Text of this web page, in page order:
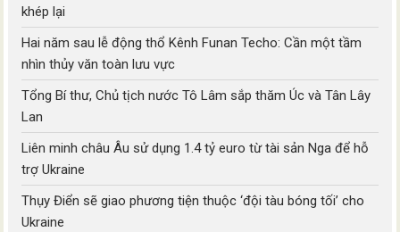
khép lại
Hai năm sau lễ động thổ Kênh Funan Techo: Cần một tầm
nhìn thủy văn toàn lưu vực
Tổng Bí thư, Chủ tịch nước Tô Lâm sắp thăm Úc và Tân Lây
Lan
Liên minh châu Âu sử dụng 1.4 tỷ euro từ tài sản Nga để hỗ
trợ Ukraine
Thụy Điển sẽ giao phương tiện thuộc ‘đội tàu bóng tối’ cho
Ukraine